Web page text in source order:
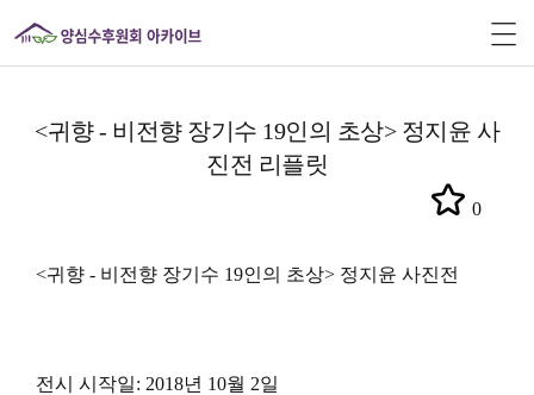
<귀향 - 비전향 장기수 19인의 초상> 정지윤 사
진전 리플릿
0
<귀향 - 비전향 장기수 19인의 초상> 정지윤 사진전
전시 시작일: 2018년 10월 2일